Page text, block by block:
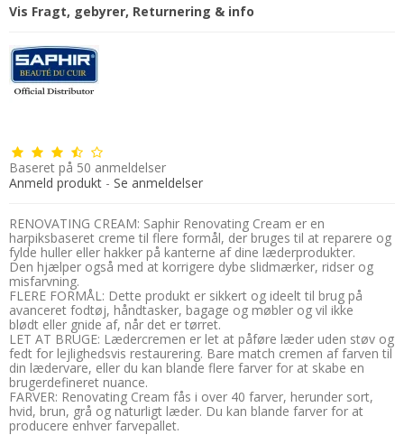
Vis Fragt, gebyrer, Returnering & info
Baseret på 50 anmeldelser
Anmeld produkt - Se anmeldelser
RENOVATING CREAM: Saphir Renovating Cream er en
harpiksbaseret creme til flere formål, der bruges til at reparere og
fylde huller eller hakker på kanterne af dine læderprodukter.
Den hjælper også med at korrigere dybe slidmærker, ridser og
misfarvning.
FLERE FORMÅL: Dette produkt er sikkert og ideelt til brug på
avanceret fodtøj, håndtasker, bagage og møbler og vil ikke
blødt eller gnide af, når det er tørret.
LET AT BRUGE: Lædercremen er let at påføre læder uden støv og
fedt for lejlighedsvis restaurering. Bare match cremen af ​​farven til
din lædervare, eller du kan blande flere farver for at skabe en
brugerdefineret nuance.
FARVER: Renovating Cream fås i over 40 farver, herunder sort,
hvid, brun, grå og naturligt læder. Du kan blande farver for at
producere enhver farvepallet.